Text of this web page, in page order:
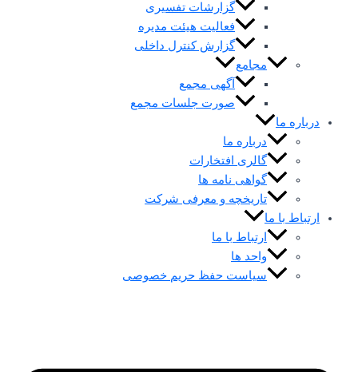
گزارشات تفسیری
فعالیت هیئت مدیره
گزارش کنترل داخلی
مجامع
آگهی مجمع
صورت جلسات مجمع
درباره ما
درباره ما
گالری افتخارات
گواهی نامه ها
تاریخچه و معرفی شرکت
ارتباط با ما
ارتباط با ما
واحد ها
سیاست حفظ حریم خصوصی